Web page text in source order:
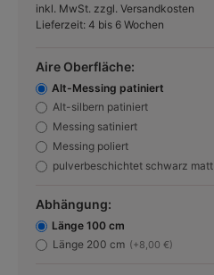
inkl. MwSt. zzgl. Versandkosten
Lieferzeit: 4 bis 6 Wochen
Aire Oberfläche:
Alt-Messing patiniert
Alt-silbern patiniert
Messing satiniert
Messing poliert
pulverbeschichtet schwarz matt
Abhängung:
Länge 100 cm
Länge 200 cm (+8,00 €)